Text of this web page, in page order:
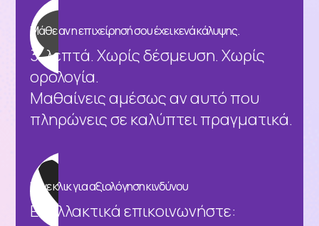

Μάθε αν η επιχείρησή σου έχει κενά κάλυψης.
3' λεπτά. Χωρίς δέσμευση. Χωρίς
ορολογία.
Μαθαίνεις αμέσως αν αυτό που
πληρώνεις σε καλύπτει πραγματικά.

Κάνε κλικ για αξιολόγηση κινδύνου
Εναλλακτικά επικοινωνήστε: